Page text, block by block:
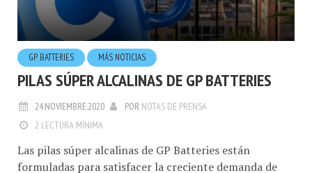
GP BATTERIES MÁS NOTICIAS
PILAS SÚPER ALCALINAS DE GP BATTERIES
24.NOVIEMBRE.2020 POR NOTAS DE PRENSA
2 LECTURA MÍNIMA
Las pilas súper alcalinas de GP Batteries están
formuladas para satisfacer la creciente demanda de
energía que implican los aparatos de uso cotidiano